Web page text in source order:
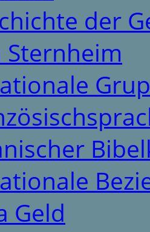
der
Sternheim
Geld